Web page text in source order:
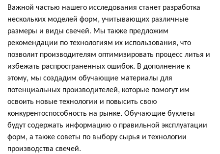
Важной частью нашего исследования станет разработка
нескольких моделей форм, учитывающих различные
размеры и виды свечей. Мы также предложим
рекомендации по технологиям их использования, что
позволит производителям оптимизировать процесс литья и
избежать распространенных ошибок. В дополнение к
этому, мы создадим обучающие материалы для
потенциальных производителей, которые помогут им
освоить новые технологии и повысить свою
конкурентоспособность на рынке. Обучающие буклеты
будут содержать информацию о правильной эксплуатации
форм, а также советы по выбору сырья и технологии
производства свечей.